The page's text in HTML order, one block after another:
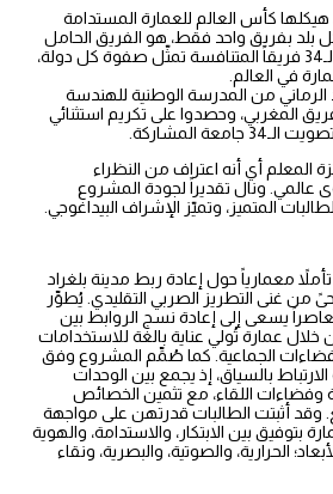
كأس العالم للعمارة المستدامة
كل بلد بفريق واحد فقط، هو الفريق الحامل
للقب الوطني، مما يجعل الـ34 فريقاً المتنافسة تمثّل صفوة كل دولة،
في العالم.
الرماني من المدرسة الوطنية للهندسة
المغربي، وحصدوا على تكريم استثنائي
المشاركة.
المعلم أي أنه اعتراف من النظراء
ونال تقديراً لجودة المشروع
المتميز، وتميّز الإشراف البيداغوجي.
معمارياً حول إعادة ربط مدينة بلغراد
غنى التطريز الصربي التقليدي. يُطوِّر
يسعى إلى إعادة نسج الروابط بين
خلال عمارة تُولي عناية بالغة للاستخدامات
الجماعية. كما صُمِّم المشروع وفق
بالسياق، إذ يجمع بين الوحدات
وفضاءات اللقاء، مع تثمين الخصائص
وقد أثبتت الطالبات قدرتهن على مواجهة
بتوفيق بين الابتكار، والاستدامة، والهوية
الحرارية، والصوتية، والبصرية، ونقاء